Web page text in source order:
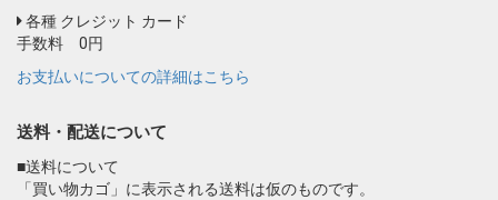
各種 クレジット カード
手数料 0円
お支払いについての詳細はこちら
送料・配送について
■送料について
「買い物カゴ」に表示される送料は仮のものです。